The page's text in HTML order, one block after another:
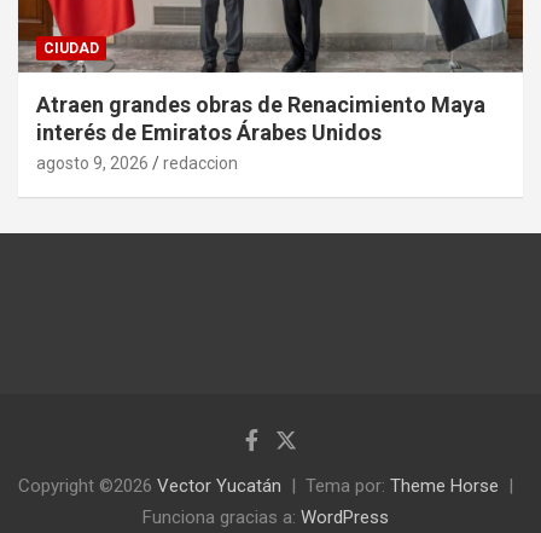
CIUDAD
Atraen grandes obras de Renacimiento Maya
interés de Emiratos Árabes Unidos
agosto 9, 2026 redaccion
Copyright ©2026 Vector Yucatán Tema por: Theme Horse
Funciona gracias a: WordPress